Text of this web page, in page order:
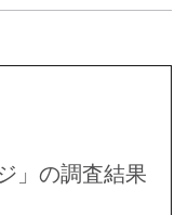
」の調査結果